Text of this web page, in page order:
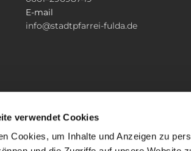
verwendet Cookies
Cookies, um Inhalte und Anzeigen zu
E-mail
info@stadtpfarrei-fulda.de